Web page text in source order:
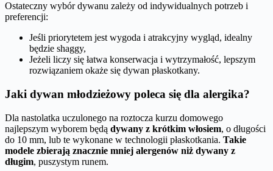
Ostateczny wybór dywanu zależy od indywidualnych potrzeb i
preferencji:
Jeśli priorytetem jest wygoda i atrakcyjny wygląd, idealny
będzie shaggy,
Jeżeli liczy się łatwa konserwacja i wytrzymałość, lepszym
rozwiązaniem okaże się dywan płaskotkany.
Jaki dywan młodzieżowy poleca się dla alergika?
Dla nastolatka uczulonego na roztocza kurzu domowego
najlepszym wyborem będą dywany z krótkim włosiem, o długości
do 10 mm, lub te wykonane w technologii płaskotkania. Takie
modele zbierają znacznie mniej alergenów niż dywany z
długim, puszystym runem.